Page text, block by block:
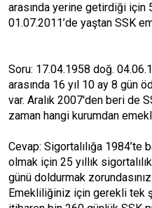
arasında yerine getirdiği için
01.07.2011’de yaştan SSK
Soru: 17.04.1958 doğ.
arasında 16 yıl 10 ay 8 gün
var. Aralık 2007'den beri de
zaman hangi kurumdan
Cevap: Sigortalılığa 1984’te
olmak için 25 yıllık
günü doldurmak
Emekliliğiniz için gerekli tek